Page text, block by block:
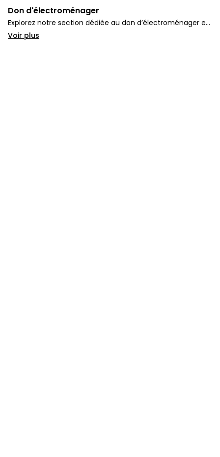
Don d'électroménager
Explorez notre section dédiée au don d’électroménager et
d’appareils gratuits. Vous y trouverez une large sélection
de fours, lave-vaisselles, micro-ondes, frigos et autres pour
Voir plus